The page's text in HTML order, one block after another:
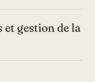
gestion de la